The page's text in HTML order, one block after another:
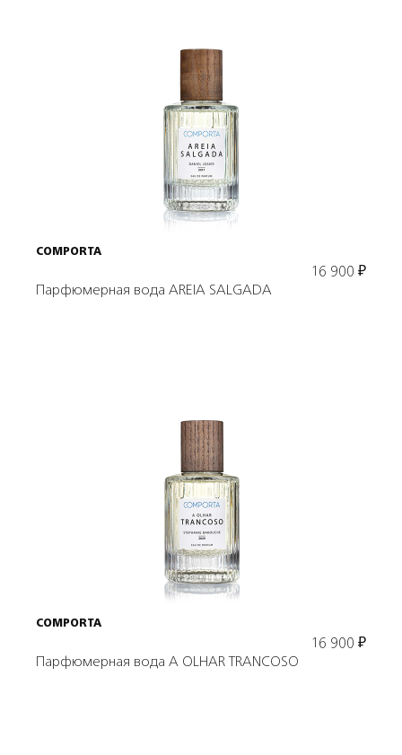
Подробнее
В корзину
COMPORTA
16 900 ₽
Парфюмерная вода AREIA SALGADA
Подробнее
В корзину
COMPORTA
16 900 ₽
Парфюмерная вода A OLHAR TRANCOSO